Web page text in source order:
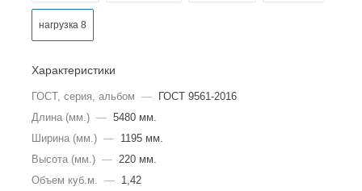
нагрузка 8
Характеристики
ГОСТ, серия, альбом —
ГОСТ 9561-2016
Длина (мм.) — 5480 мм.
Ширина (мм.) — 1195 мм.
Высота (мм.) — 220 мм.
Объем куб.м. — 1,42